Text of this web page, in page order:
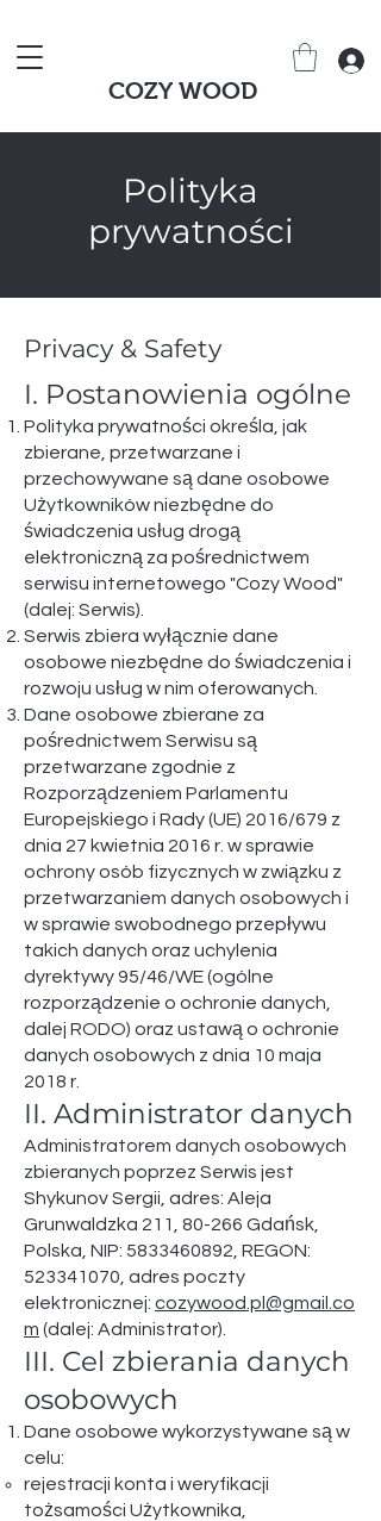
COZY WOOD
Polityka
prywatności
Privacy & Safety
I. Postanowienia ogólne
Polityka prywatności określa, jak
zbierane, przetwarzane i
przechowywane są dane osobowe
Użytkowników niezbędne do
świadczenia usług drogą
elektroniczną za pośrednictwem
serwisu internetowego "Cozy Wood"
(dalej: Serwis).
Serwis zbiera wyłącznie dane
osobowe niezbędne do świadczenia i
rozwoju usług w nim oferowanych.
Dane osobowe zbierane za
pośrednictwem Serwisu są
przetwarzane zgodnie z
Rozporządzeniem Parlamentu
Europejskiego i Rady (UE) 2016/679 z
dnia 27 kwietnia 2016 r. w sprawie
ochrony osób fizycznych w związku z
przetwarzaniem danych osobowych i
w sprawie swobodnego przepływu
takich danych oraz uchylenia
dyrektywy 95/46/WE (ogólne
rozporządzenie o ochronie danych,
dalej RODO) oraz ustawą o ochronie
danych osobowych z dnia 10 maja
2018 r.
II. Administrator danych
Administratorem danych osobowych
zbieranych poprzez Serwis jest
Shykunov Sergii, adres: Aleja
Grunwaldzka 211, 80-266 Gdańsk,
Polska, NIP: 5833460892 , REGON:
523341070 , adres poczty
elektronicznej: cozywood.pl@gmail.co
m (dalej: Administrator).
III. Cel zbierania danych
osobowych​
Dane osobowe wykorzystywane są w
celu:
rejestracji konta i weryfikacji
tożsamości Użytkownika,